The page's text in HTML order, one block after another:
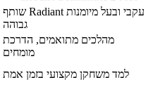
שותף Radiant עקבי ובעל מיומנות
גבוהה
מהלכים מתואמים, הדרכת
מומחים
למד משחקן מקצועי בזמן אמת